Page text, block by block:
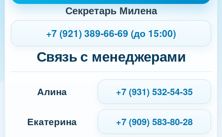
Секретарь Милена
+7 (921) 389-66-69 (до 15:00)
Связь с менеджерами
Алина +7 (931) 532-54-35
Екатерина +7 (909) 583-80-28